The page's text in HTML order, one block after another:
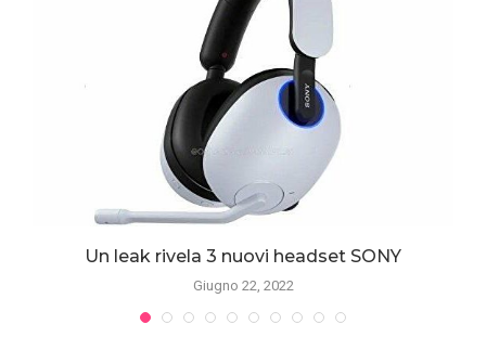
Un leak rivela 3 nuovi headset SONY
Giugno 22, 2022